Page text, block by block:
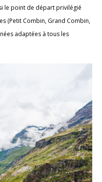
le point de départ privilégié
(Petit Combin, Grand Combin,
adaptées à tous les